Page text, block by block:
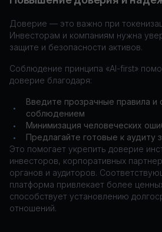
Доверие — это важно при
Инвесторам и компаниям нужна
защите и безопасности активов.
Соблюдение принципа «AI-first»
доверие благодаря:
•
Введите прозрачные правила и
соблюдением
• Минимизация человеческих
•
Предлагайте готовые к аудиту
Это помогает укрепить доверие
инвесторов, корпоративных
органов и аудиторов.
платформа привлекает более
способствует установлению
отношений.